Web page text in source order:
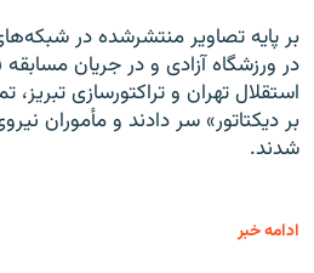
بر پایه تصاویر منتشرشده در
در ورزشگاه آزادی و در جریان مسابقه
استقلال تهران و تراکتورسازی
بر دیکتاتور» سر دادند و مأموران
شدند.
ادامه خبر